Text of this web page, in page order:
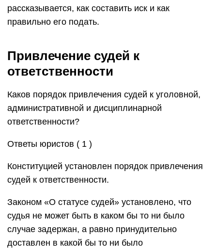
рассказывается, как составить иск и как
правильно его подать.
Привлечение судей к
ответственности
Каков порядок привлечения судей к уголовной,
административной и дисциплинарной
ответственности?
Ответы юристов ( 1 )
Конституцией установлен порядок привлечения
судей к ответственности.
Законом «О статусе судей» установлено, что
судья не может быть в каком бы то ни было
случае задержан, а равно принудительно
доставлен в какой бы то ни было